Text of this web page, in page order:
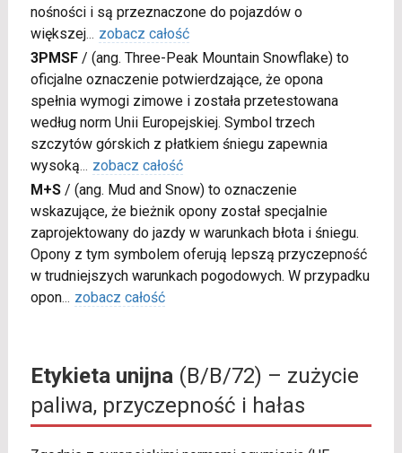
nośności i są przeznaczone do pojazdów o
większej... zobacz całość
3PMSF/ (ang. Three-Peak Mountain Snowflake) to
oficjalne oznaczenie potwierdzające, że opona
spełnia wymogi zimowe i została przetestowana
według norm Unii Europejskiej. Symbol trzech
szczytów górskich z płatkiem śniegu zapewnia
wysoką... zobacz całość
M+S/ (ang. Mud and Snow) to oznaczenie
wskazujące, że bieżnik opony został specjalnie
zaprojektowany do jazdy w warunkach błota i śniegu.
Opony z tym symbolem oferują lepszą przyczepność
w trudniejszych warunkach pogodowych. W przypadku
opon... zobacz całość
Etykieta unijna(B/B/72) – zużycie
paliwa, przyczepność i hałas